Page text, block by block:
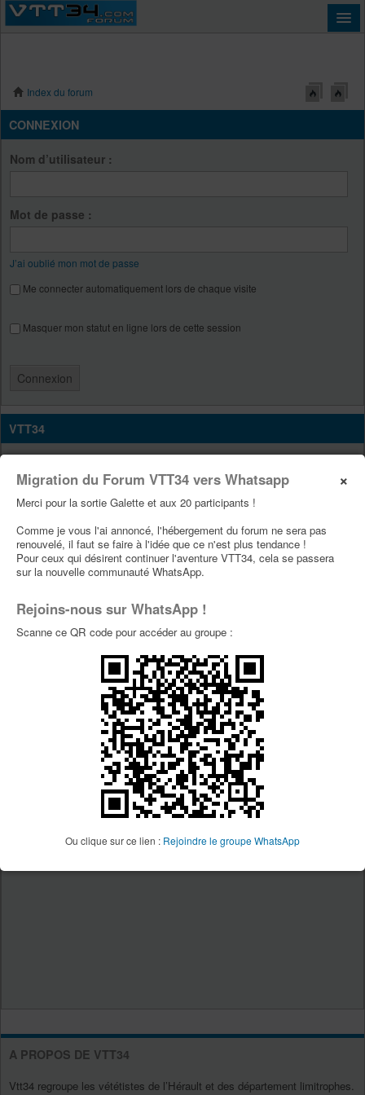
×
Migration du Forum VTT34 vers Whatsapp
Merci pour la sortie Galette et aux 20 participants !
Comme je vous l'ai annoncé, l'hébergement du forum ne sera pas
renouvelé, il faut se faire à l'idée que ce n'est plus tendance !
Pour ceux qui désirent continuer l'aventure VTT34, cela se passera
sur la nouvelle communauté WhatsApp.
Rejoins-nous sur WhatsApp !
Scanne ce QR code pour accéder au groupe :
Ou clique sur ce lien : Rejoindre le groupe WhatsApp
Index du forum
CONNEXION
Nom d’utilisateur :
Mot de passe :
J’ai oublié mon mot de passe
Me connecter automatiquement lors de chaque visite
Masquer mon statut en ligne lors de cette session
VTT34
Site Vtt34
Page Facebook Vtt34
Page Youtube Vtt34
PUBLICITÉS
A PROPOS DE VTT34
Vtt34 regroupe les vététistes de l’Hérault et des département limitrophes.